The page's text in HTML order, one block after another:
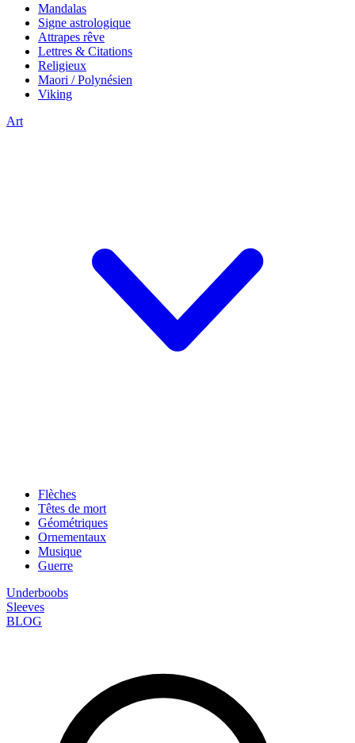
Mandalas
Signe astrologique
Attrapes rêve
Lettres & Citations
Religieux
Maori / Polynésien
Viking
Art
Flèches
Têtes de mort
Géométriques
Ornementaux
Musique
Guerre
Underboobs
Sleeves
BLOG